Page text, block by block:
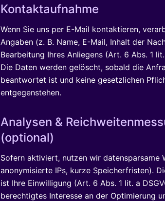
Kontaktaufnahme
Wenn Sie uns per E-Mail kontaktieren,
Angaben (z. B. Name, E-Mail, Inhalt der
Bearbeitung Ihres Anliegens (Art. 6 Abs. 1
Die Daten werden gelöscht, sobald die
beantwortet ist und keine gesetzlichen
entgegenstehen.
Analysen &
(optional)
Sofern aktiviert, nutzen wir datensparsame
anonymisierte IPs, kurze Speicherfristen).
ist Ihre Einwilligung (Art. 6 Abs. 1 lit. a
berechtigtes Interesse an der Optimierung